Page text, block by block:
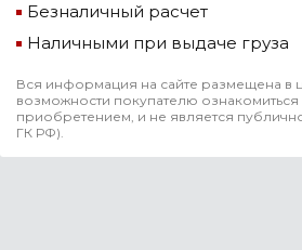
Безналичный расчет
Наличными при выдаче груза
Вся информация на сайте размещена в
возможности покупателю
приобретением, и не является
ГК РФ).